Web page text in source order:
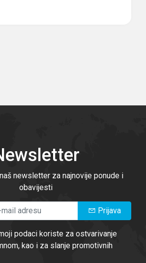
newsletter za najnovije ponude i
obavijesti
Prijava
podaci koriste za ostvarivanje
kao i za slanje promotivnih